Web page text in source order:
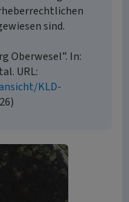
sind.
Oberwesel”. In:
URL:
KLD-